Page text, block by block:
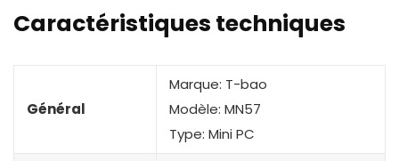
Caractéristiques techniques
Général
Marque: T-bao
Modèle: MN57
Type: Mini PC